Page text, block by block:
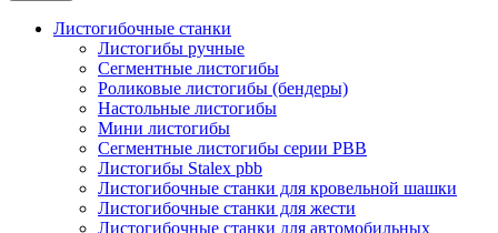
Листогибочные станки
Листогибы ручные
Сегментные листогибы
Роликовые листогибы (бендеры)
Настольные листогибы
Мини листогибы
Сегментные листогибы серии PBB
Листогибы Stalex pbb
Листогибочные станки для кровельной шашки
Листогибочные станки для жести
Листогибочные станки для автомобильных